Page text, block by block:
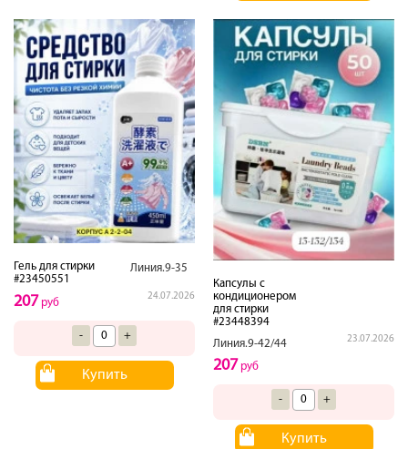
Гель для стирки
#23450551
Линия.9-35
24.07.2026
207 руб
- +
Купить
Капсулы с
кондиционером
для стирки
#23448394
Линия.9-42/44
23.07.2026
207 руб
- +
Купить